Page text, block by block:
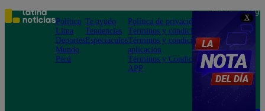
X
niño con
autismo:
madre
denuncia
maltratos
contínuos
Política
Lima
Deportes
Mundo
Perú
Te ayudo
Tendencias
Espectáculos
Política de privacidad
Términos y condiciones
Términos y condiciones
aplicación
Términos y Condiciones
APP
Teléfono: 219
Av. San
Felipe 968
Jesús María